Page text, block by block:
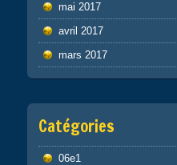
mai 2017
avril 2017
mars 2017
Catégories
06e1